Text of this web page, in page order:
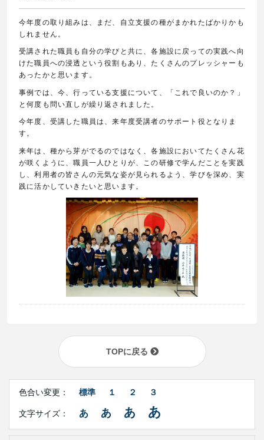
今年度の取り組みは、まだ、自立支援の種がまかれたばかりかも
しれません。
受講された職員も自分の学びと共に、各施設に戻っての実践へ向
けた職員への浸透という役割もあり、たくさんのプレッシャーも
あったかと思います。
事例では、今、行っている支援について、「これで良いのか？」
と何度も問い直しが繰り返されました。
今年度、受講した職員は、来年度受講者のサポート役となりま
す。
来年は、種から芽がでるのではなく、各施設においてたくさん花
が咲くように、職員一人ひとりが、この研修で学んだことを実践
し、利用者の皆さんの元気な姿が見られるよう、学びを深め、実
践に活かしていきたいと思います。
TOPに戻る
Right
Contents
色合い変更： 標準 １ ２ ３
文字サイズ： あ あ あ あ